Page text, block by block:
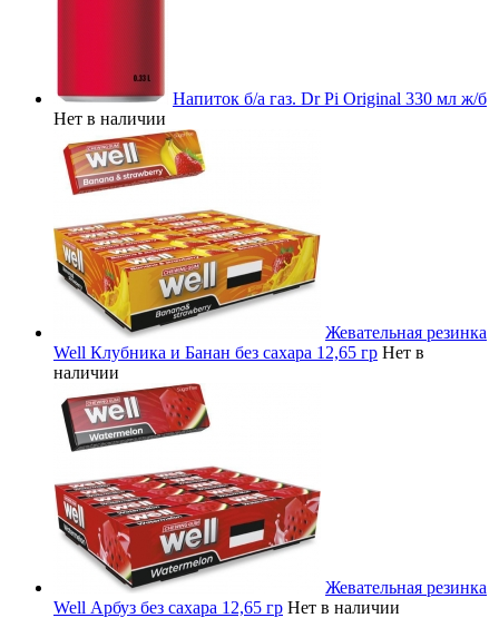
Напиток б/а газ. Dr Pi Original 330 мл ж/б
Нет в наличии
Жевательная резинка
Well Клубника и Банан без сахара 12,65 гр Нет в
наличии
Жевательная резинка
Well Арбуз без сахара 12,65 гр Нет в наличии